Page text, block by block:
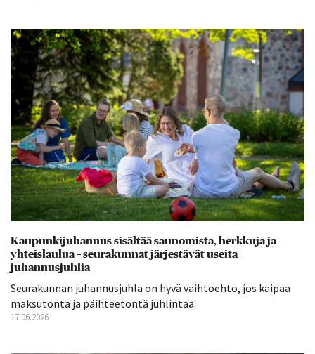
Kaupunkijuhannus sisältää saunomista, herkkuja ja
yhteislaulua – seurakunnat järjestävät useita
juhannusjuhlia
Seurakunnan juhannusjuhla on hyvä vaihtoehto, jos kaipaa
maksutonta ja päihteetöntä juhlintaa.
17.06.2026